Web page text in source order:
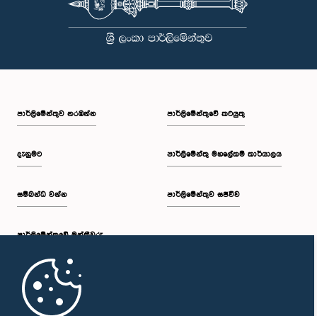
පාර්ලි‌මේන්තුව නරඹන්න
දැනුමට
සම්බන්ධ වන්න
පාර්ලි‌මේන්තුවේ මන්ත්‍රීවරු
මුල් පිටුව
පාර්ලිමේන්තුවේ කටයුතු
පාර්ලිමේන්තු මහලේකම් කාර්යාලය
පාර්ලිමේන්තුව සජීවීව